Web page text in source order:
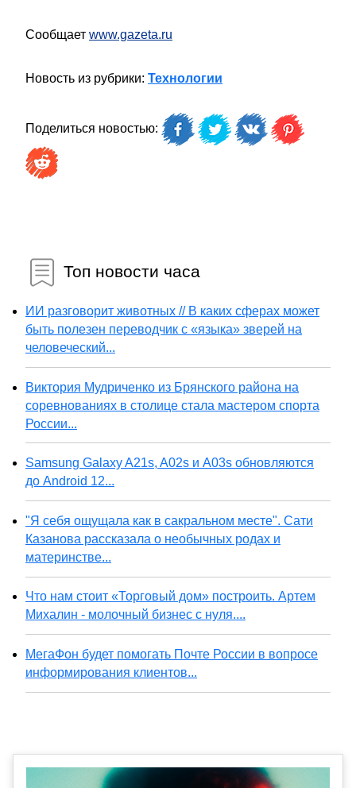
Сообщает www.gazeta.ru
Новость из рубрики: Технологии
Поделиться новостью:
Топ новости часа
ИИ разговорит животных // В каких сферах может
быть полезен переводчик с «языка» зверей на
человеческий...
Виктория Мудриченко из Брянского района на
соревнованиях в столице стала мастером спорта
России...
Samsung Galaxy A21s, A02s и A03s обновляются
до Android 12...
"Я себя ощущала как в сакральном месте". Сати
Казанова рассказала о необычных родах и
материнстве...
Что нам стоит «Торговый дом» построить. Артем
Михалин - молочный бизнес с нуля....
МегаФон будет помогать Почте России в вопросе
информирования клиентов...